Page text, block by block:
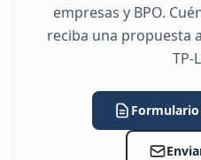
empresas y BPO.
reciba una propuesta
TP-